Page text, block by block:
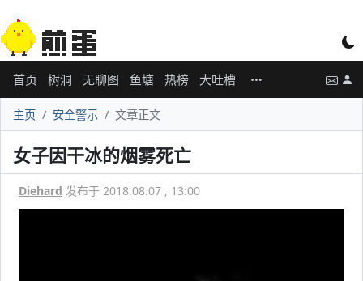
首页 树洞 无聊图 鱼塘 热榜 大吐槽
主页 安全警示 文章正文
女子因干冰的烟雾死亡
Diehard 发布于 2018.08.07 , 13:00